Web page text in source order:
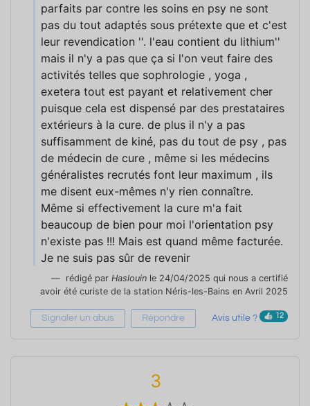
parfaits par contre les soins en psy ne sont
pas du tout adaptés sous prétexte que et c'est
leur revendication ''. l'eau contient du lithium''
mais il n'y a pas que ça si l'on veut faire des
activités telles que sophrologie , yoga ,
exetera tout est payant et relativement cher
puisque cela est dispensé par des prestataires
extérieurs à la cure. de plus il n'y a pas
suffisamment de kiné, pas du tout de psy , pas
de médecin de cure , même si les médecins
généralistes recrutés font leur maximum , ils
me disent eux-mêmes n'y rien connaître.
Même si effectivement la cure m'a fait
beaucoup de bien pour moi l'orientation psy
n'existe pas !!! Mais est quand même facturée.
Je ne suis pas sûr de revenir
rédigé par Haslouin le 24/04/2025 qui nous a certifié
avoir été curiste de la station Néris-les-Bains en Avril 2025
Signaler un abus Répondre Avis utile ? 12
3